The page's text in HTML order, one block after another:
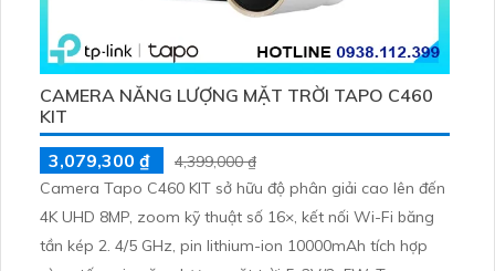
CAMERA NĂNG LƯỢNG MẶT TRỜI TAPO C460
KIT
3,079,300 ₫
4,399,000 ₫
Camera Tapo C460 KIT sở hữu độ phân giải cao lên đến
4K UHD 8MP, zoom kỹ thuật số 16×, kết nối Wi-Fi băng
tần kép 2. 4/5 GHz, pin lithium-ion 10000mAh tích hợp